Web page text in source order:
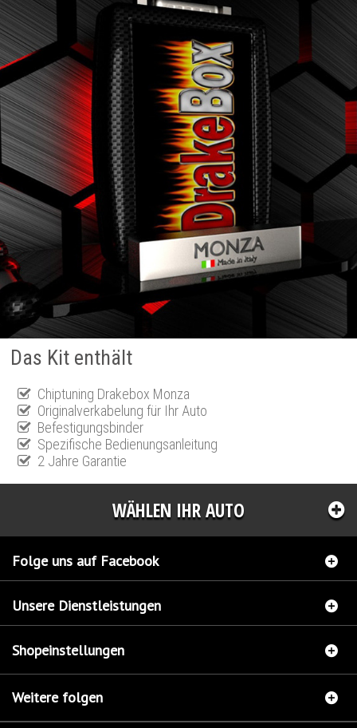
Das Kit enthält
Chiptuning Drakebox Monza
Originalverkabelung für Ihr Auto
Befestigungsbinder
Spezifische Bedienungsanleitung
2 Jahre Garantie
WÄHLEN IHR AUTO
Folge uns auf Facebook
Unsere Dienstleistungen
Shopeinstellungen
Weitere folgen